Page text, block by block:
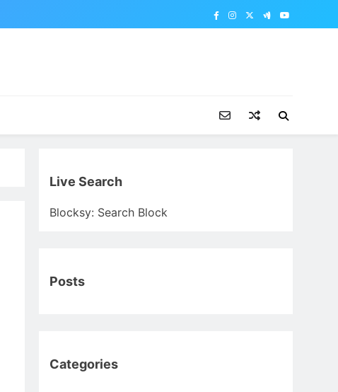
Live Search
Blocksy: Search Block
Posts
Categories